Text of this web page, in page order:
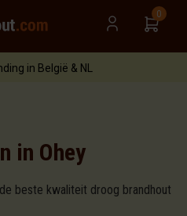
0
in België & NL
in Ohey
beste kwaliteit droog brandhout